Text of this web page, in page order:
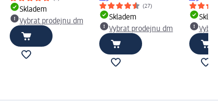
Skladem
Vybrat prodejnu dm
(27)
Skladem
Vybrat prodejnu dm